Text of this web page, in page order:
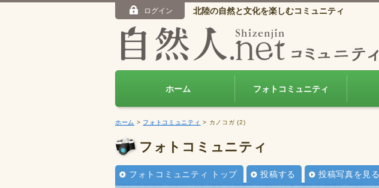
ログイン 北陸の自然と文化を楽しむコミュニティ
ホーム フォトコミュニティ
ホーム > フォトコミュニティ > カノコガ (2)
フォトコミュニティ
フォトコミュニティ トップ 投稿する 投稿写真を見る